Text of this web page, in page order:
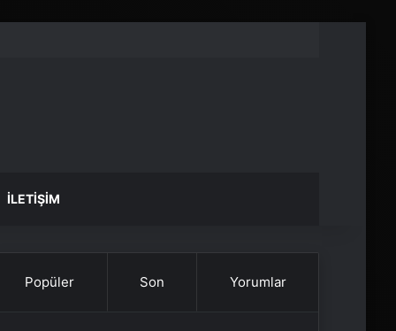
İLETIŞIM
Popüler Son Yorumlar